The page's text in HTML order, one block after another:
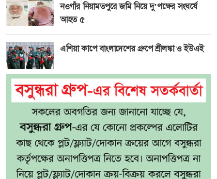
নওগাঁর নিয়ামতপুরে জমি নিয়ে দু’পক্ষের সংঘর্ষে
আহত ৫
এশিয়া কাপে বাংলাদেশের গ্রুপে শ্রীলঙ্কা ও ইউএই